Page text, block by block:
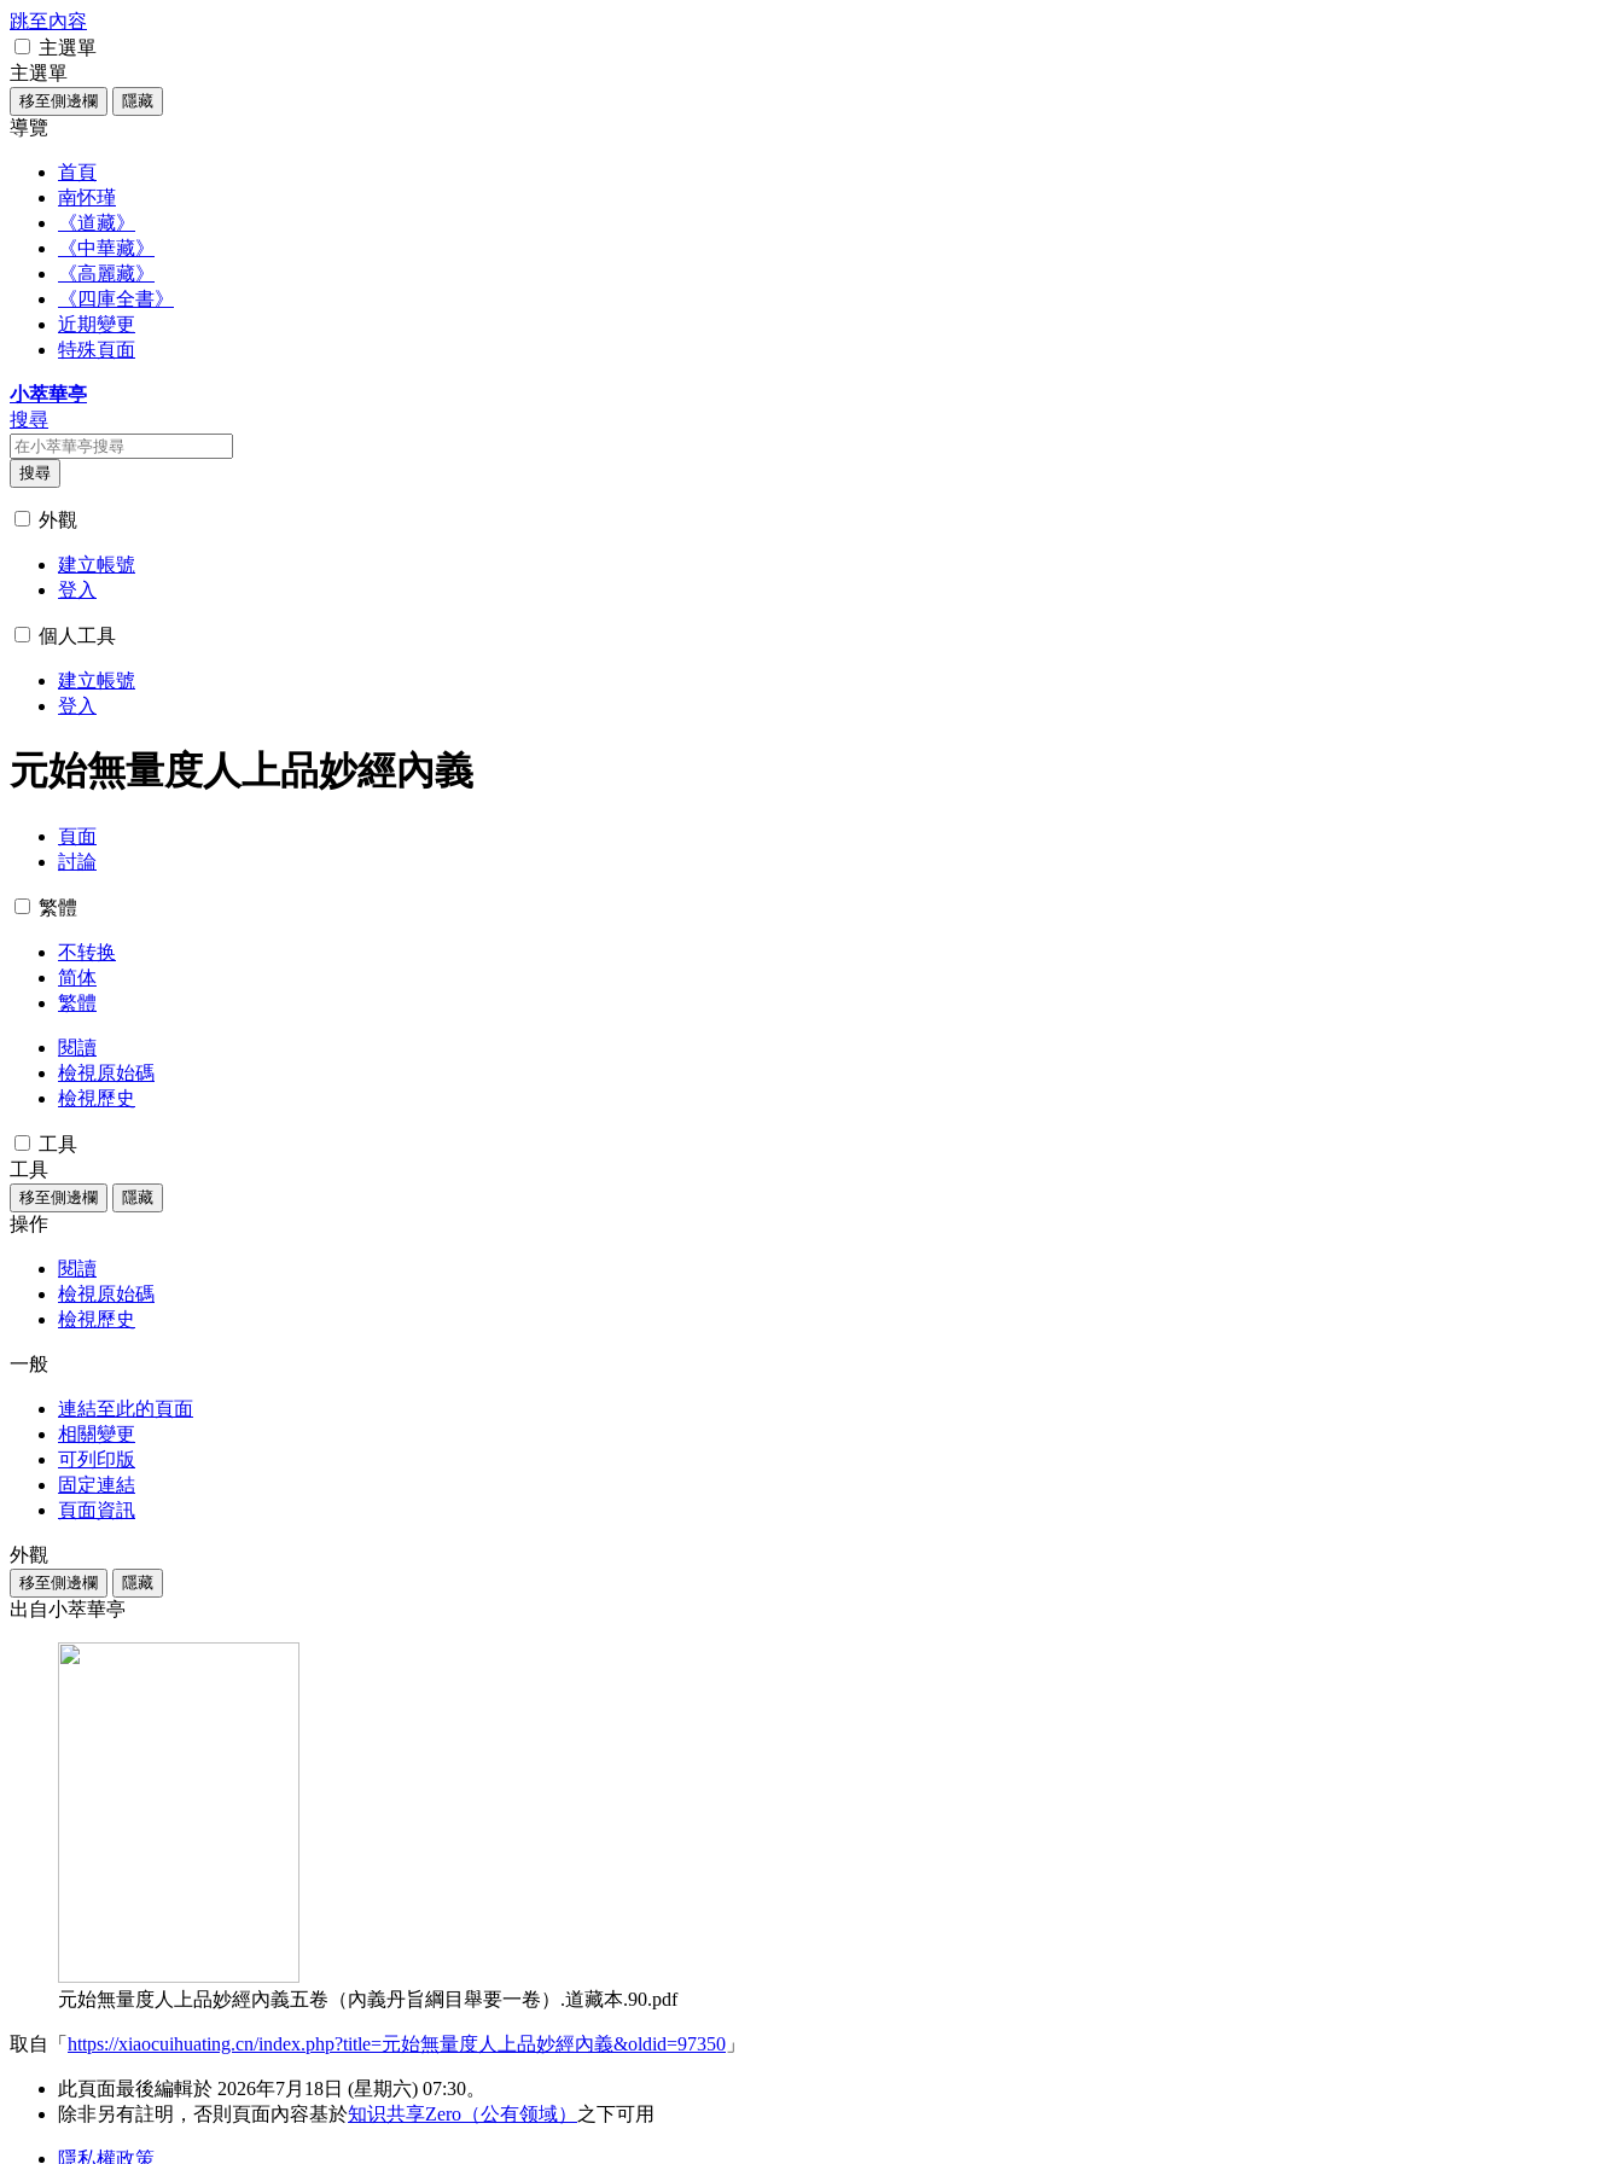
跳至內容
主選單
主選單
移至側邊欄 隱藏
導覽
首頁
南怀瑾
《道藏》
《中華藏》
《高麗藏》
《四庫全書》
近期變更
特殊頁面
小萃華亭
搜尋
搜尋
外觀
建立帳號
登入
個人工具
建立帳號
登入
元始無量度人上品妙經內義
頁面
討論
繁體
不转换
简体
繁體
閱讀
檢視原始碼
檢視歷史
工具
工具
移至側邊欄 隱藏
操作
閱讀
檢視原始碼
檢視歷史
一般
連結至此的頁面
相關變更
可列印版
固定連結
頁面資訊
外觀
移至側邊欄 隱藏
出自小萃華亭
元始無量度人上品妙經內義五卷（內義丹旨綱目舉要一卷）.道藏本.90.pdf
取自「 https://xiaocuihuating.cn/index.php?title=元始無量度人上品妙經內義&oldid=97350 」
此頁面最後編輯於 2026年7月18日 (星期六) 07:30。
除非另有註明，否則頁面內容基於知识共享Zero（公有领域） 之下可用
隱私權政策